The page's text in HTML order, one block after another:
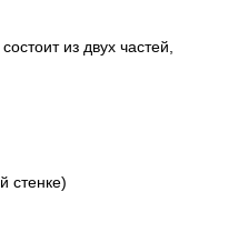
из двух частей,
стенке)